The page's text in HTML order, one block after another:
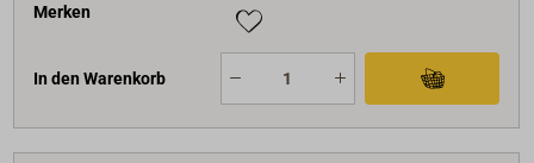
Merken
In den Warenkorb